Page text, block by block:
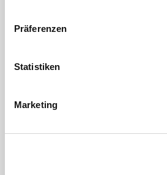
Präferenzen
Statistiken
Marketing
Versandkostenhinweis
pro Rolle Versandkosten